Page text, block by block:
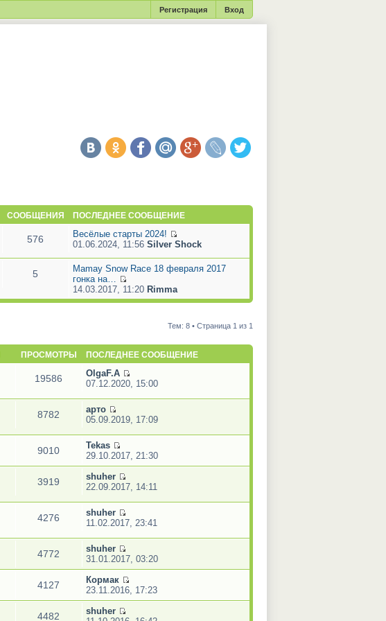
Вход
Регистрация
СООБЩЕНИЯ ПОСЛЕДНЕЕ СООБЩЕНИЕ
576
Весёлые старты 2024!
01.06.2024, 11:56 Silver Shock
5
Mamay Snow Race 18 февраля 2017
гонка на…
14.03.2017, 11:20 Rimma
Тем: 8 • Страница 1 из 1
ПРОСМОТРЫ ПОСЛЕДНЕЕ СООБЩЕНИЕ
19586
OlgaF.A
07.12.2020, 15:00
8782
арто
05.09.2019, 17:09
9010
Tekas
29.10.2017, 21:30
3919
shuher
22.09.2017, 14:11
4276
shuher
11.02.2017, 23:41
4772
shuher
31.01.2017, 03:20
4127
Кормак
23.11.2016, 17:23
4482
shuher